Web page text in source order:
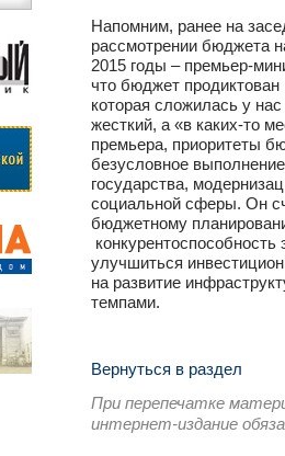
Напомним, ранее на
рассмотрении бюджета
2015 годы – премьер-
что бюджет продиктован
которая сложилась у
жесткий, а «в каких-то
премьера, приоритеты
безусловное
государства,
социальной сферы. Он
бюджетному
улучшиться
на развитие
темпами.
Вернуться в раздел
При перепечатке
интернет-издание